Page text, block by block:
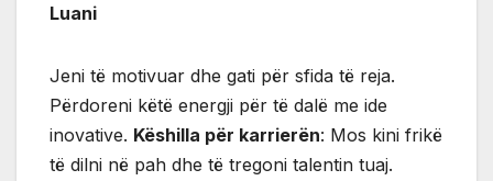
Luani
Jeni të motivuar dhe gati për sfida të reja.
Përdoreni këtë energji për të dalë me ide
inovative. Këshilla për karrierën: Mos kini frikë
të dilni në pah dhe të tregoni talentin tuaj.